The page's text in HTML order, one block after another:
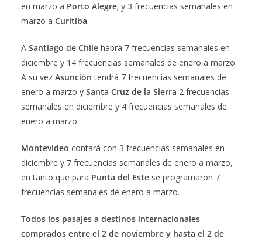
en marzo a Porto Alegre; y 3 frecuencias semanales en
marzo a Curitiba.
A Santiago de Chile habrá 7 frecuencias semanales en
diciembre y 14 frecuencias semanales de enero a marzo.
A su vez Asunción tendrá 7 frecuencias semanales de
enero a marzo y Santa Cruz de la Sierra 2 frecuencias
semanales en diciembre y 4 frecuencias semanales de
enero a marzo.
Montevideo contará con 3 frecuencias semanales en
diciembre y 7 frecuencias semanales de enero a marzo,
en tanto que para Punta del Este se programaron 7
frecuencias semanales de enero a marzo.
Todos los pasajes a destinos internacionales
comprados entre el 2 de noviembre y hasta el 2 de